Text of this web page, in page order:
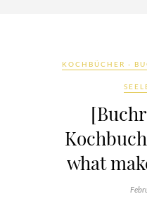
KOCHBÜCHER -
what